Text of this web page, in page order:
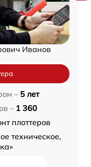
Иванов
– 5 лет
– 1 360
плоттеров
техническое,